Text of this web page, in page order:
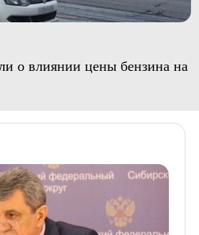
о влиянии цены бензина на